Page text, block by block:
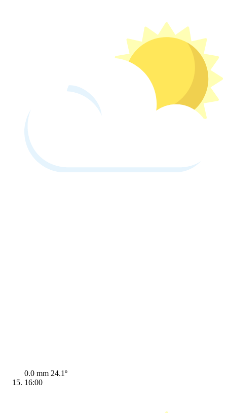
0.0 mm 24.1º
16:00